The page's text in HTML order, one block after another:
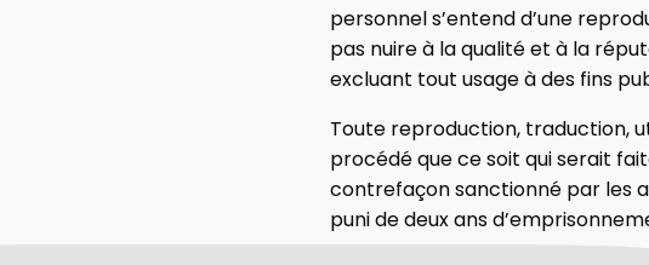
personnel s’entend d’une
pas nuire à la qualité et à la
excluant tout usage à des fins
Toute reproduction, traduction,
procédé que ce soit qui serait
contrefaçon sanctionné par les
puni de deux ans